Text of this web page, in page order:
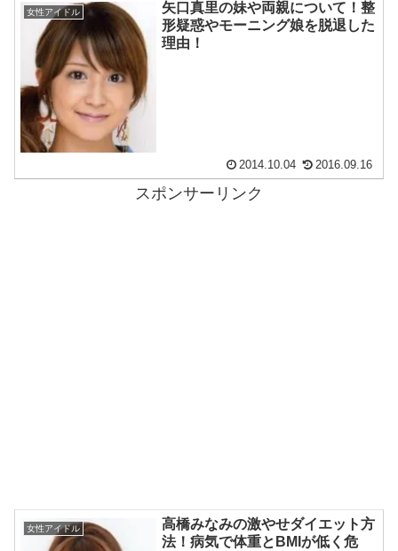
女性アイドル
矢口真里の妹や両親について！整
形疑惑やモーニング娘を脱退した
理由！
2014.10.04 2016.09.16
スポンサーリンク
女性アイドル
高橋みなみの激やせダイエット方
法！病気で体重とBMIが低く危